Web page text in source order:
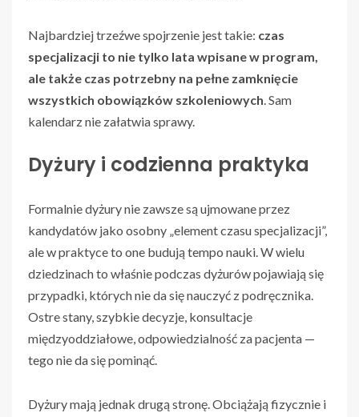
Najbardziej trzeźwe spojrzenie jest takie: czas
specjalizacji to nie tylko lata wpisane w program,
ale także czas potrzebny na pełne zamknięcie
wszystkich obowiązków szkoleniowych. Sam
kalendarz nie załatwia sprawy.
Dyżury i codzienna praktyka
Formalnie dyżury nie zawsze są ujmowane przez
kandydatów jako osobny „element czasu specjalizacji”,
ale w praktyce to one budują tempo nauki. W wielu
dziedzinach to właśnie podczas dyżurów pojawiają się
przypadki, których nie da się nauczyć z podręcznika.
Ostre stany, szybkie decyzje, konsultacje
międzyoddziałowe, odpowiedzialność za pacjenta —
tego nie da się pominąć.
Dyżury mają jednak drugą stronę. Obciążają fizycznie i